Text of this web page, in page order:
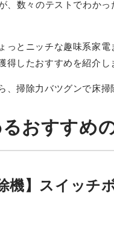
、数々のテストでわかっ
っとニッチな趣味系家
得したおすすめを紹介し
、掃除力バツグンで床掃
おすすめ
機】スイッチ